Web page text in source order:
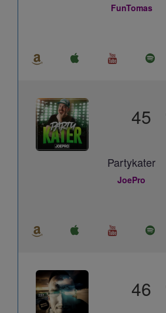
FunTomas
45
Partykater
JoePro
46